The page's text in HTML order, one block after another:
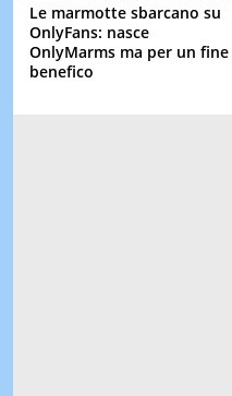
Le marmotte sbarcano su
OnlyFans: nasce
OnlyMarms ma per un fine
benefico